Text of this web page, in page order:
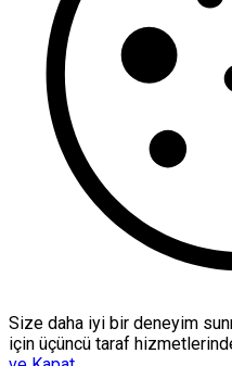
Size daha iyi bir deneyim
için üçüncü taraf